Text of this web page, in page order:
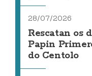
28/07/2026
Rescatan os
Papin
do Centolo